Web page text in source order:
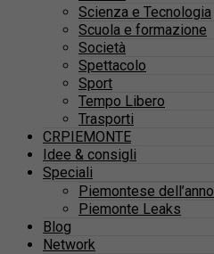
Scienza e Tecnologia
Scuola e formazione
Società
Spettacolo
Sport
Tempo Libero
Trasporti
CRPIEMONTE
Idee & consigli
Speciali
Piemontese dell’anno
Piemonte Leaks
Blog
Network